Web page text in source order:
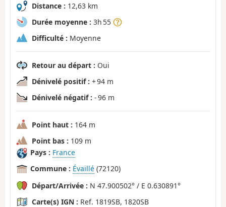
Distance : 12,63 km
Durée moyenne : 3h 55
Difficulté : Moyenne
Retour au départ : Oui
Dénivelé positif : + 94 m
Dénivelé négatif : - 96 m
Point haut : 164 m
Point bas : 109 m
Pays : France
Commune : Évaillé (72120)
Départ/Arrivée : N 47.900502° / E 0.630891°
Carte(s) IGN : Ref. 1819SB, 1820SB